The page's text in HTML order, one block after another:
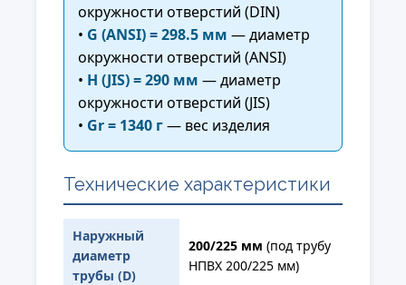
окружности отверстий (DIN)
• G (ANSI) = 298.5 мм — диаметр
окружности отверстий (ANSI)
• H (JIS) = 290 мм — диаметр
окружности отверстий (JIS)
• Gr = 1340 г— вес изделия
Технические характеристики
Наружный
диаметр
трубы (D)
200/225 мм (под трубу
НПВХ 200/225 мм)